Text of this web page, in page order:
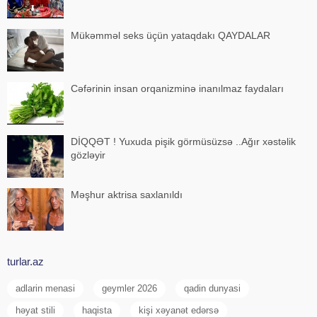
Mükəmməl seks üçün yataqdakı QAYDALAR
Cəfərinin insan orqanizminə inanılmaz faydaları
DİQQƏT ! Yuxuda pişik görmüsüzsə ..Ağır xəstəlik
gözləyir
Məşhur aktrisa saxlanıldı
turlar.az
adlarin menasi geymler 2026 qadin dunyasi
həyat stili haqista kişi xəyanət edərsə